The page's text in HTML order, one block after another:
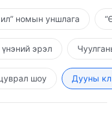
номын уншлага
эрэл
шоу Дууны